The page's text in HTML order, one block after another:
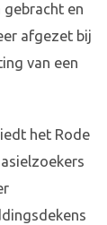
en
afgezet bij
van een
het Rode